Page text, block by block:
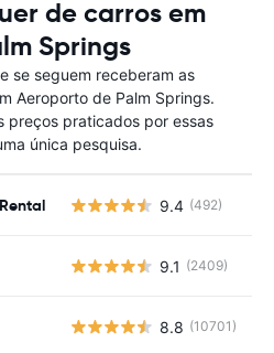
de carros em
Springs
se seguem receberam as
Aeroporto de Palm Springs.
preços praticados por essas
única pesquisa.
9.4 (492)
9.1 (2409)
8.8 (10701)